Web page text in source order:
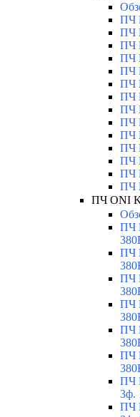
ПЧ
ПЧ
ПЧ
ПЧ
ПЧ
ПЧ
ПЧ
ПЧ
ПЧ
ПЧ
ПЧ
ПЧ
ПЧ
ПЧ
ПЧ ONI
ПЧ
ПЧ
ПЧ
ПЧ
ПЧ
ПЧ
ПЧ
3ф.
ПЧ